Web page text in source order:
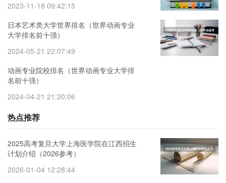
2023-11-18 09:42:15
日本艺术类大学世界排名（世界动画专业
大学排名前十强）
2024-05-21 22:07:49
动画专业院校排名（世界动画专业大学排
名前十强）
2024-04-21 21:20:06
热点推荐
2025高考复旦大学上海医学院在江西招生
计划介绍（2026参考）
2026-01-04 12:28:44